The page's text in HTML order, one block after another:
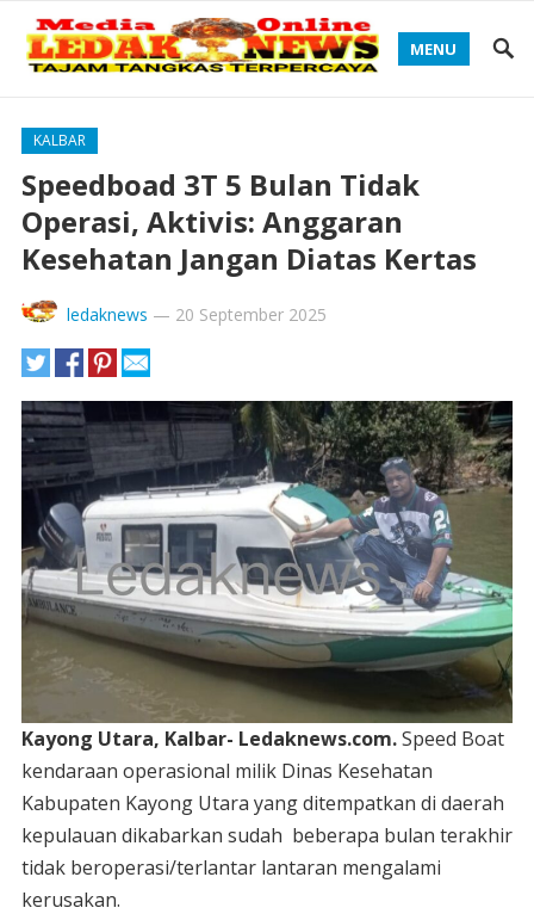
MENU
KALBAR
Speedboad 3T 5 Bulan Tidak
Operasi, Aktivis: Anggaran
Kesehatan Jangan Diatas Kertas
ledaknews — 20 September 2025
Kayong Utara, Kalbar- Ledaknews.com.Speed Boat
kendaraan operasional milik Dinas Kesehatan
Kabupaten Kayong Utara yang ditempatkan di daerah
kepulauan dikabarkan sudah beberapa bulan terakhir
tidak beroperasi/terlantar lantaran mengalami
kerusakan.